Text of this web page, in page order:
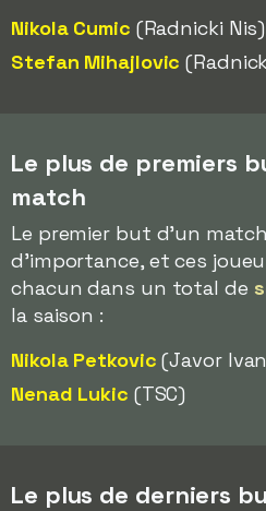
Nikola Cumic (Radnicki Nis)
Stefan Mihajlovic
Le plus de premiers
match
Le premier but d'un
d'importance, et ces
chacun dans un total de
la saison :
Nikola Petkovic (Javor
Nenad Lukic (TSC)
Le plus de derniers